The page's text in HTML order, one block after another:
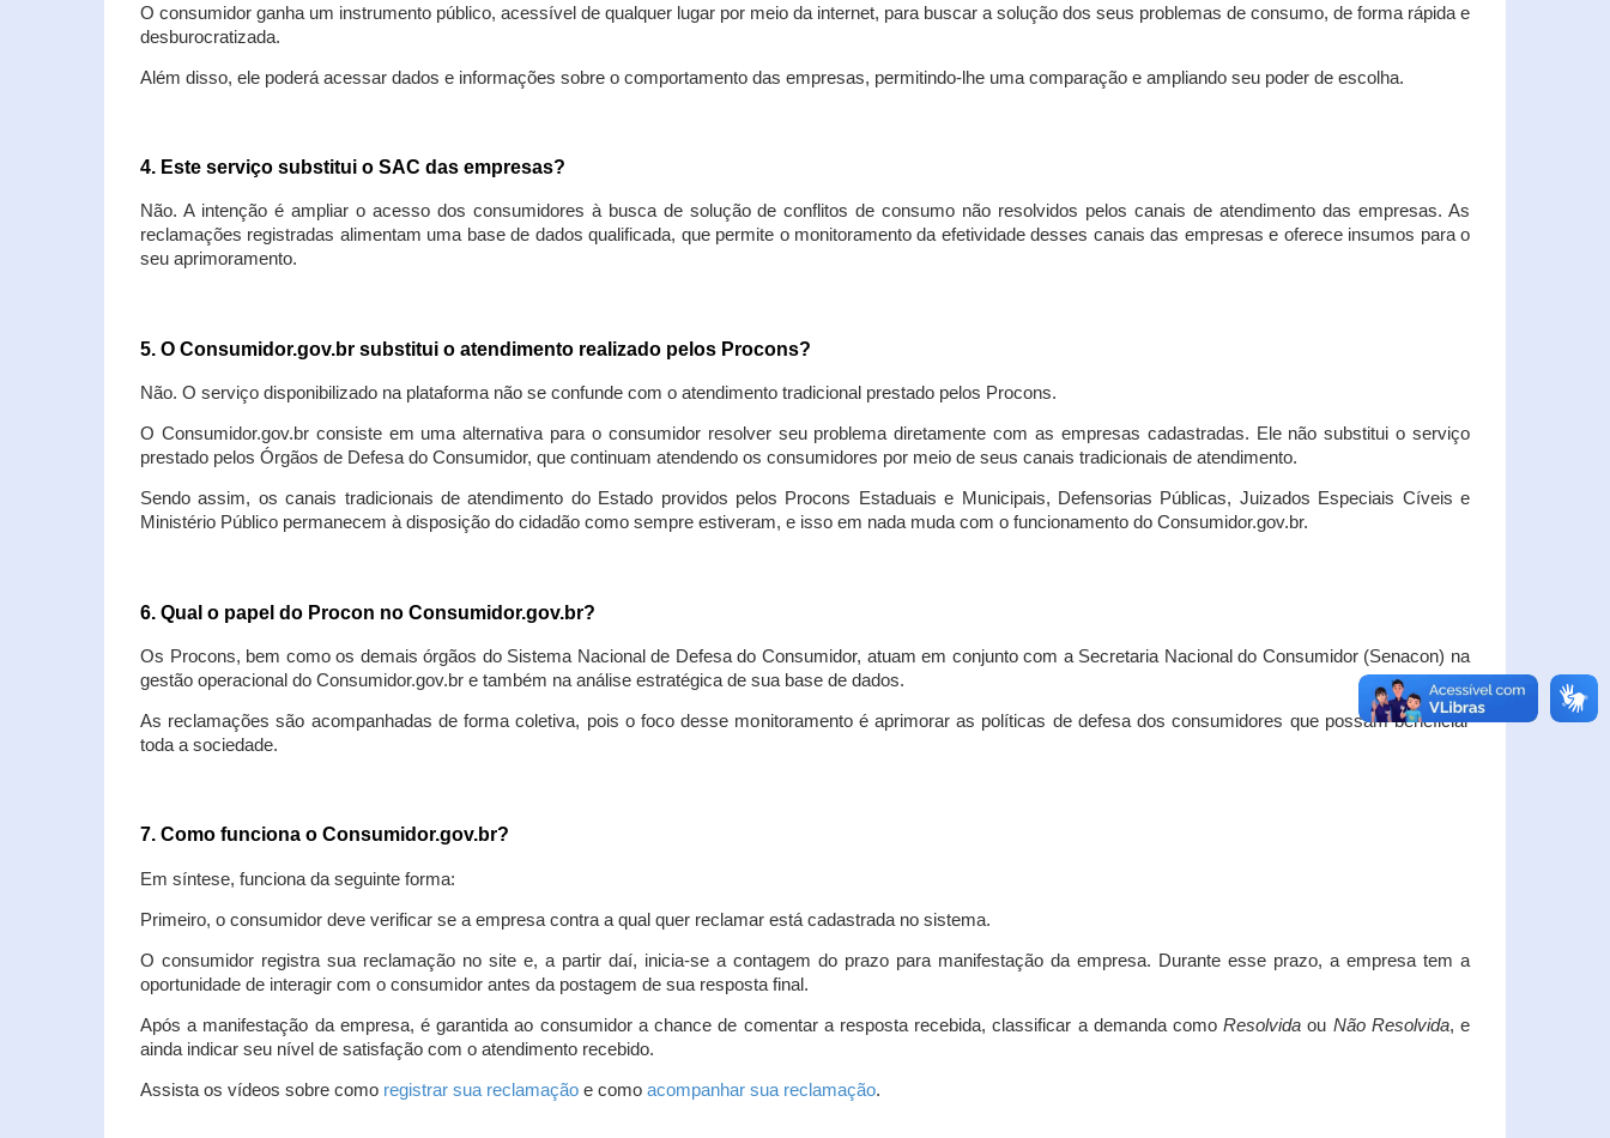
O consumidor ganha um instrumento público, acessível de qualquer lugar por meio da internet, para buscar a solução dos seus problemas de consumo, de forma rápida e
desburocratizada.
Além disso, ele poderá acessar dados e informações sobre o comportamento das empresas, permitindo-lhe uma comparação e ampliando seu poder de escolha.
4. Este serviço substitui o SAC das empresas?
Não. A intenção é ampliar o acesso dos consumidores à busca de solução de conflitos de consumo não resolvidos pelos canais de atendimento das empresas. As
reclamações registradas alimentam uma base de dados qualificada, que permite o monitoramento da efetividade desses canais das empresas e oferece insumos para o
seu aprimoramento.
5. O Consumidor.gov.br substitui o atendimento realizado pelos Procons?
Não. O serviço disponibilizado na plataforma não se confunde com o atendimento tradicional prestado pelos Procons.
O Consumidor.gov.br consiste em uma alternativa para o consumidor resolver seu problema diretamente com as empresas cadastradas. Ele não substitui o serviço
prestado pelos Órgãos de Defesa do Consumidor, que continuam atendendo os consumidores por meio de seus canais tradicionais de atendimento.
Sendo assim, os canais tradicionais de atendimento do Estado providos pelos Procons Estaduais e Municipais, Defensorias Públicas, Juizados Especiais Cíveis e
Ministério Público permanecem à disposição do cidadão como sempre estiveram, e isso em nada muda com o funcionamento do Consumidor.gov.br.
6. Qual o papel do Procon no Consumidor.gov.br?
Os Procons, bem como os demais órgãos do Sistema Nacional de Defesa do Consumidor, atuam em conjunto com a Secretaria Nacional do Consumidor (Senacon) na
gestão operacional do Consumidor.gov.br e também na análise estratégica de sua base de dados.
As reclamações são acompanhadas de forma coletiva, pois o foco desse monitoramento é aprimorar as políticas de defesa dos consumidores que possam beneficiar
toda a sociedade.
7. Como funciona o Consumidor.gov.br?
Em síntese, funciona da seguinte forma:
Primeiro, o consumidor deve verificar se a empresa contra a qual quer reclamar está cadastrada no sistema.
O consumidor registra sua reclamação no site e, a partir daí, inicia-se a contagem do prazo para manifestação da empresa. Durante esse prazo, a empresa tem a
oportunidade de interagir com o consumidor antes da postagem de sua resposta final.
Após a manifestação da empresa, é garantida ao consumidor a chance de comentar a resposta recebida, classificar a demanda comoResolvida ou Não Resolvida, e
ainda indicar seu nível de satisfação com o atendimento recebido.
Assista os vídeos sobre como registrar sua reclamação e como acompanhar sua reclamação.